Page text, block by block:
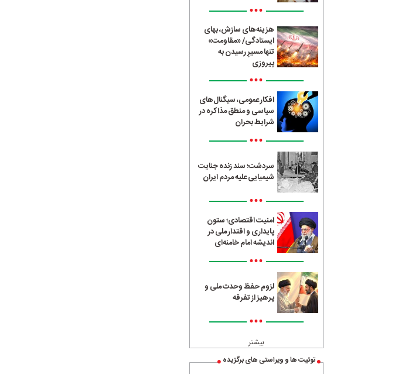
•••
هزینه‌های سازش، بهای
ایستادگی/ «مقاومت»
تنها مسیرِ رسیدن به
پیروزی
•••
افکار عمومی، سیگنال‌های
سیاسی و منطق مذاکره در
شرایط بحران
•••
سردشت؛ سند زنده جنایت
شیمیایی علیه مردم ایران
•••
امنیت اقتصادی؛ ستون
پایداری و اقتدار ملی در
اندیشه امام خامنه‌ای
•••
لزوم حفظ وحدت ملی و
پرهیز از تفرقه
•••
بیشتر
توئیت ها و ویراستی های برگزیده